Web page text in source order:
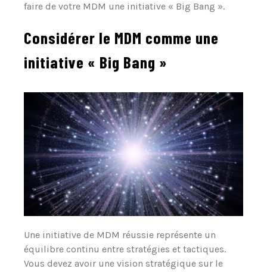
faire de votre MDM une initiative « Big Bang ».
Considérer le MDM comme une
initiative « Big Bang »
Une initiative de MDM réussie représente un
équilibre continu entre stratégies et tactiques.
Vous devez avoir une vision stratégique sur le